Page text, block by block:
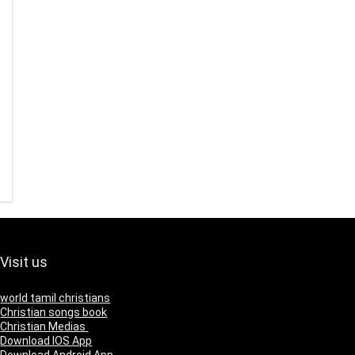
Visit us
world tamil christians
Christian songs book
Christian Medias
Download IOS App